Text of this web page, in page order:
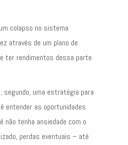
colapso no sistema
através de um plano de
ter rendimentos dessa parte
segundo, uma estratégia para
entender as oportunidades
não tenha ansiedade com o
perdas eventuais – até